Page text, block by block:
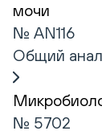
мочи
№ AN116
Общий
№ 5702